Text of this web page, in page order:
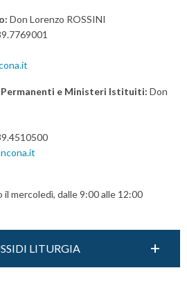
Don Lorenzo ROSSINI
e Ministeri Istituiti: Don
il mercoledì, dalle 9:00 alle 12:00
LITURGIA